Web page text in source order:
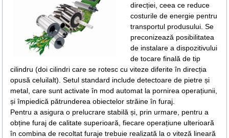
direcției, ceea ce reduce
costurile de energie pentru
transportul produsului. Se
preconizează posibilitatea
de instalare a dispozitivului
de tocare finală de tip
cilindru (doi cilindri care se rotesc cu viteze diferite în direcția
opusă celuilalt). Setul standard include detectoare de pietre și
metal, care sunt activate în mod automat la pornirea operațiunii,
și împiedică pătrunderea obiectelor străine în furaj.
Pentru a asigura o prelucrare stabilă și, prin urmare, pentru a
obține furaj de calitate superioară, fiecare operațiune ulterioară
în combina de recoltat furaje trebuie realizată la o viteză lineară